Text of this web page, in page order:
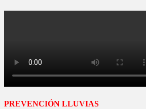
PREVENCIÓN LLUVIAS